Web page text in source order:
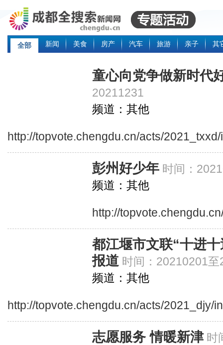
全部 新闻 美食 房产 汽车 旅游 亲子 其
童心向党争做新时代
20211231
频道：其他
http://topvote.chengdu.cn/acts/
彭州好少年 时间：
频道：其他
http://
都江堰市文联“十进
报道 时间：20210201
频道：其他
http://topvote.chengdu.cn/acts/2021_djy/
志愿服务 情暖新津 时